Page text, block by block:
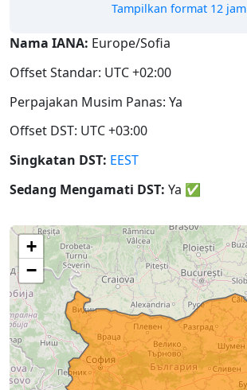
Tampilkan format 12 jam
Nama IANA: Europe/Sofia
Offset Standar: UTC +02:00
Perpajakan Musim Panas: Ya
Offset DST: UTC +03:00
Singkatan DST: EEST
Sedang Mengamati DST: Ya ✅
+
−